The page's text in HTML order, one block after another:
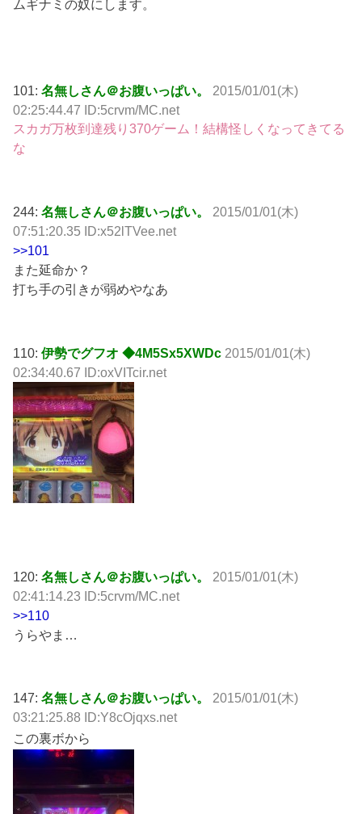
ムギナミの奴にします。
101:名無しさん＠お腹いっぱい。
2015/01/01(木)
02:25:44.47 ID:5crvm/MC.net
スカガ万枚到達残り370ゲーム！結構怪しくなってきてる
な
244:名無しさん＠お腹いっぱい。
2015/01/01(木)
07:51:20.35 ID:x52lTVee.net
>>101
また延命か？
打ち手の引きが弱めやなあ
110:伊勢でグフオ ◆4M5Sx5XWDc 2015/01/01(木)
02:34:40.67 ID:oxVITcir.net
120:名無しさん＠お腹いっぱい。
2015/01/01(木)
02:41:14.23 ID:5crvm/MC.net
>>110
うらやま…
147:名無しさん＠お腹いっぱい。
2015/01/01(木)
03:21:25.88 ID:Y8cOjqxs.net
この裏ボから